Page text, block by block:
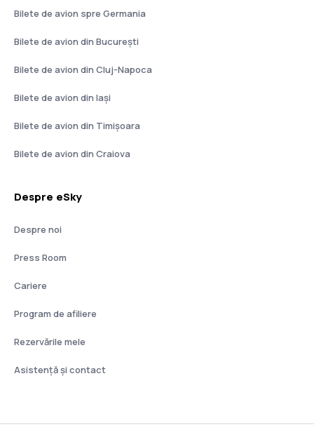
Bilete de avion spre Germania
Bilete de avion din București
Bilete de avion din Cluj-Napoca
Bilete de avion din Iași
Bilete de avion din Timișoara
Bilete de avion din Craiova
Despre eSky
Despre noi
Press Room
Cariere
Program de afiliere
Rezervările mele
Asistenţă şi contact